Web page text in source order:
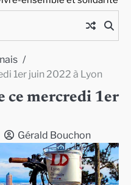
1er juin 2022 à Lyon
ce mercredi 1er
Gérald Bouchon